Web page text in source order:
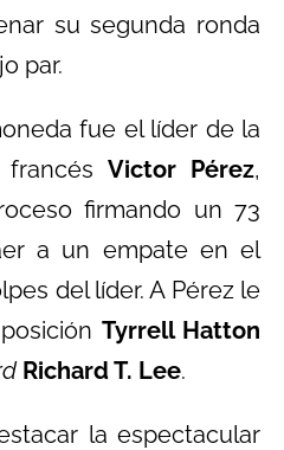
su segunda ronda
par.
fue el líder de la
francésVictor Pérez,
firmando un 73
a un empate en el
del líder. A Pérez le
Tyrrell Hatton
Richard T. Lee.
la espectacular